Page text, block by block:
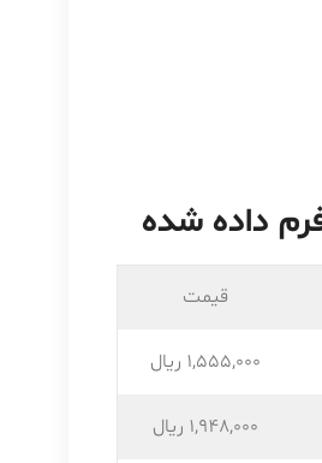
قیمت
1,555,۰۰۰ ریال
1,948,۰۰۰ ریال